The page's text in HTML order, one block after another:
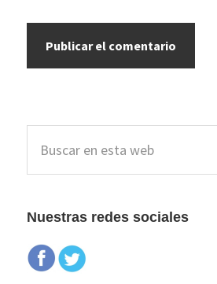
Barra
lateral
esta
Nuestras redes sociales